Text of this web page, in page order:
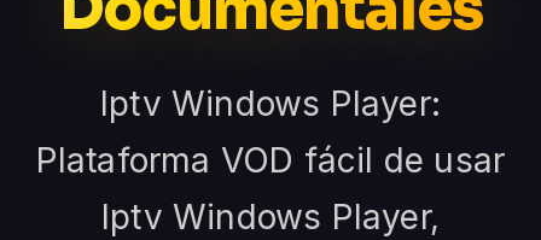
Iptv Windows Player:
Plataforma VOD fácil de usar
Iptv Windows Player,